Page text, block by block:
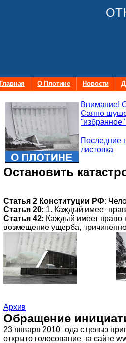
Главная О Плотине Новости
Внимание!
Саяно-
"избранное"
Последние
листовка
Остановить
Статья 2 Конституции РФ:
Статья 20: 1. Каждый имеет
Статья 42: Каждый имеет право
возмещение ущерба,
Архив
Обращение
23 января 2010 года с целью
открыто голосование на сайте